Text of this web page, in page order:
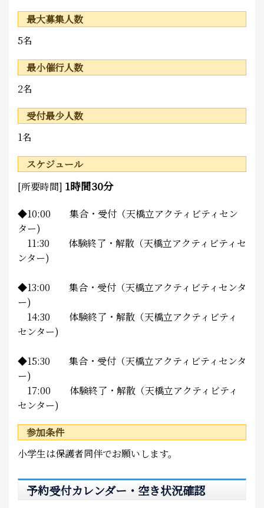
最大募集人数
5名
最小催行人数
2名
受付最少人数
1名
スケジュール
[所要時間] 1時間30分
◆10:00 集合・受付（天橋立アクティビティセン
ター)
11:30 体験終了・解散（天橋立アクティビティセ
ンター)
◆13:00 集合・受付（天橋立アクティビティセンタ
ー)
14:30 体験終了・解散（天橋立アクティビティ
センター)
◆15:30 集合・受付（天橋立アクティビティセンタ
ー)
17:00 体験終了・解散（天橋立アクティビティ
センター)
参加条件
小学生は保護者同伴でお願いします。
予約受付カレンダー・空き状況確認